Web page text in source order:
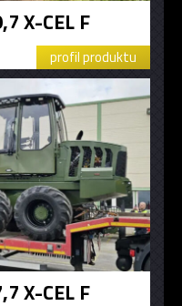
X-CEL F
profil produktu
X-CEL F